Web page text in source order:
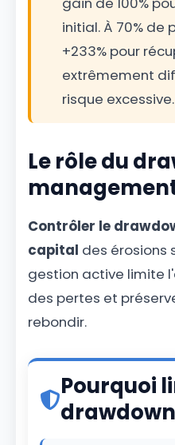
initial. À 70% de
+233% pour
extrêmement
risque excessive.
Le rôle du
Contrôler le
capital des érosions
gestion active limite
des pertes et
rebondir.
Pourquoi
drawdown